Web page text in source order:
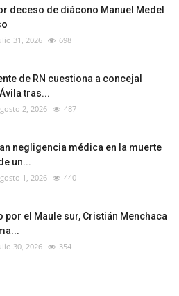
deceso de diácono Manuel Medel
31, 2026 698
de RN cuestiona a concejal
tras...
2, 2026 487
negligencia médica en la muerte
un...
1, 2026 440
por el Maule sur, Cristián Menchaca
30, 2026 354